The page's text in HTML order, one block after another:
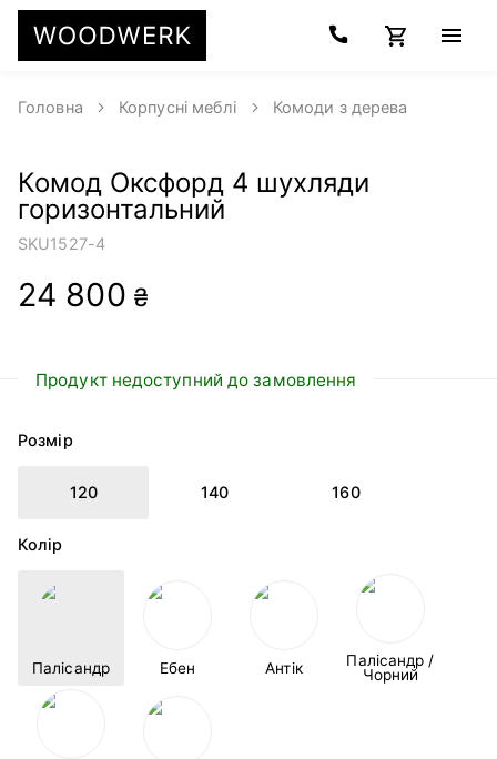
Головна Корпусні меблі Комоди з дерева
Комод Оксфорд 4 шухляди
горизонтальний
SKU1527-4
24 800 ₴
Продукт недоступний до замовлення
Розмір
120 140 160
Колір
Палісандр Ебен Антік
Палісандр /
Чорний